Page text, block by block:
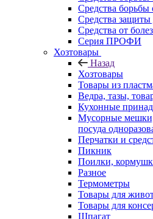
Средства борьбы
Средства защиты
Средства от
Серия ПРОФИ
Хозтовары
Назад
Хозтовары
Товары из
Ведра, тазы,
Кухонные
Мусорные
посуда
Перчатки и
Пикник
Поилки,
Разное
Термометры
Товары для
Товары для
Шпагат